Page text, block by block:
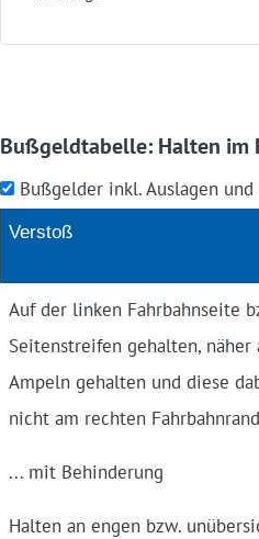
Bußgeldtabelle: Halten im
Bußgelder inkl. Auslagen
Ver­stoß
Auf der linken Fahrbahnseite
Seitenstreifen gehalten,
Ampeln gehalten und diese
nicht am rechten
... mit Behinderung
Halten an engen bzw.